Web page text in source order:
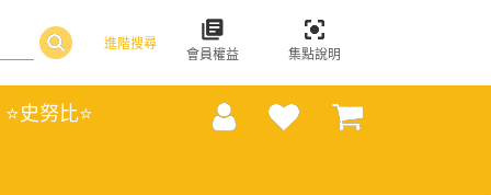
進階搜尋
會員權益 集點說明
⭐史努比⭐